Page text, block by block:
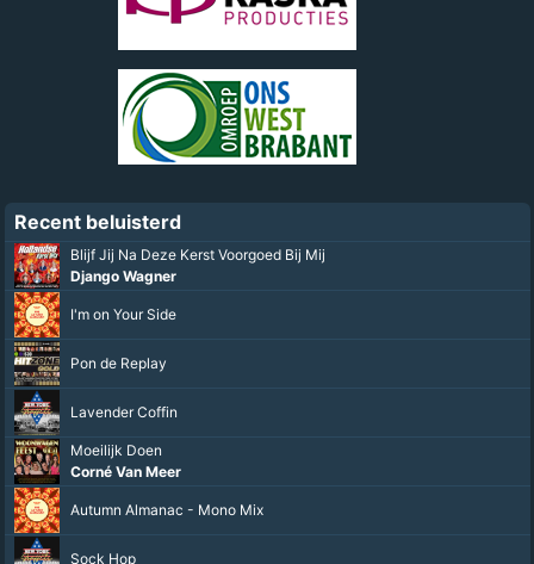
Recent beluisterd
Blijf Jij Na Deze Kerst Voorgoed Bij Mij
Django Wagner
I'm on Your Side
Pon de Replay
Lavender Coffin
Moeilijk Doen
Corné Van Meer
Autumn Almanac - Mono Mix
Sock Hop